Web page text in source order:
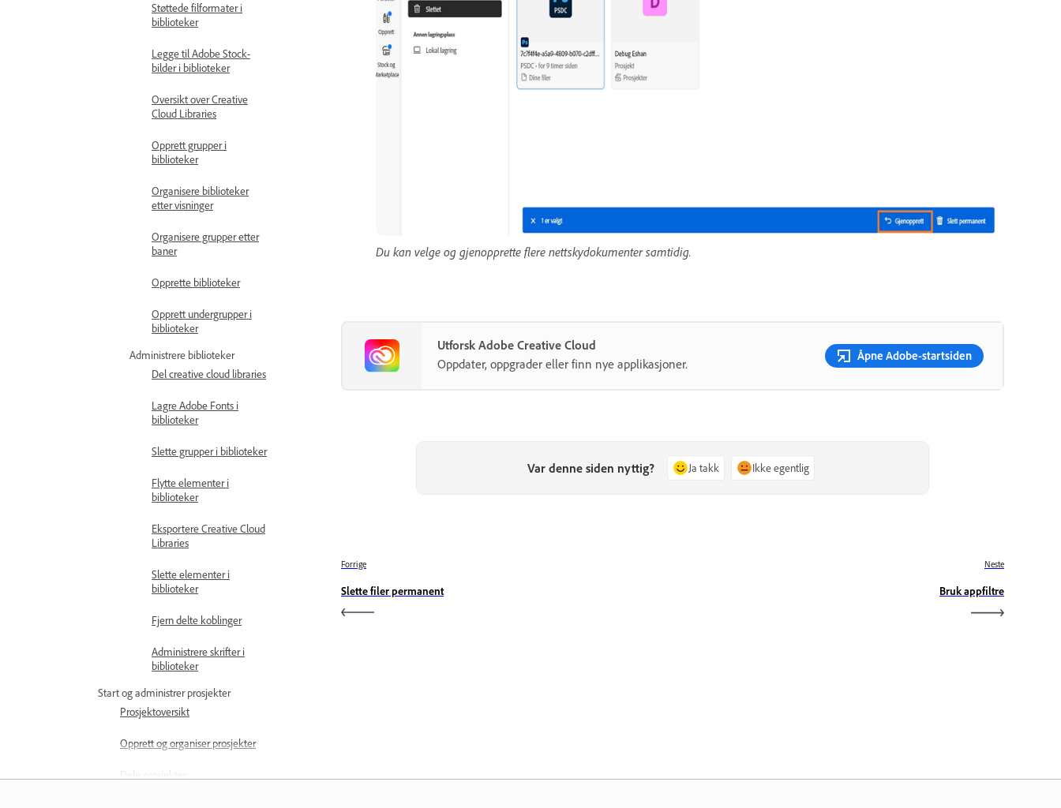
Støttede filformater i
biblioteker
Legge til Adobe Stock-
bilder i biblioteker
Oversikt over Creative
Cloud Libraries
Opprett grupper i
biblioteker
Organisere biblioteker
etter visninger
Organisere grupper etter
baner
Opprette biblioteker
Opprett undergrupper i
biblioteker
Administrere biblioteker
Del creative cloud libraries
Lagre Adobe Fonts i
biblioteker
Slette grupper i biblioteker
Flytte elementer i
biblioteker
Eksportere Creative Cloud
Libraries
Slette elementer i
biblioteker
Fjern delte koblinger
Administrere skrifter i
biblioteker
Start og administrer prosjekter
Prosjektoversikt
Opprett og organiser prosjekter
Dele prosjekter
Du kan velge og gjenopprette flere nettskydokumenter samtidig.
Utforsk Adobe Creative Cloud
Oppdater, oppgrader eller finn nye applikasjoner.
Åpne Adobe-startsiden
Var denne siden nyttig? Ja takk Ikke egentlig
Forrige
Slette filer permanent
Neste
Bruk appfiltre